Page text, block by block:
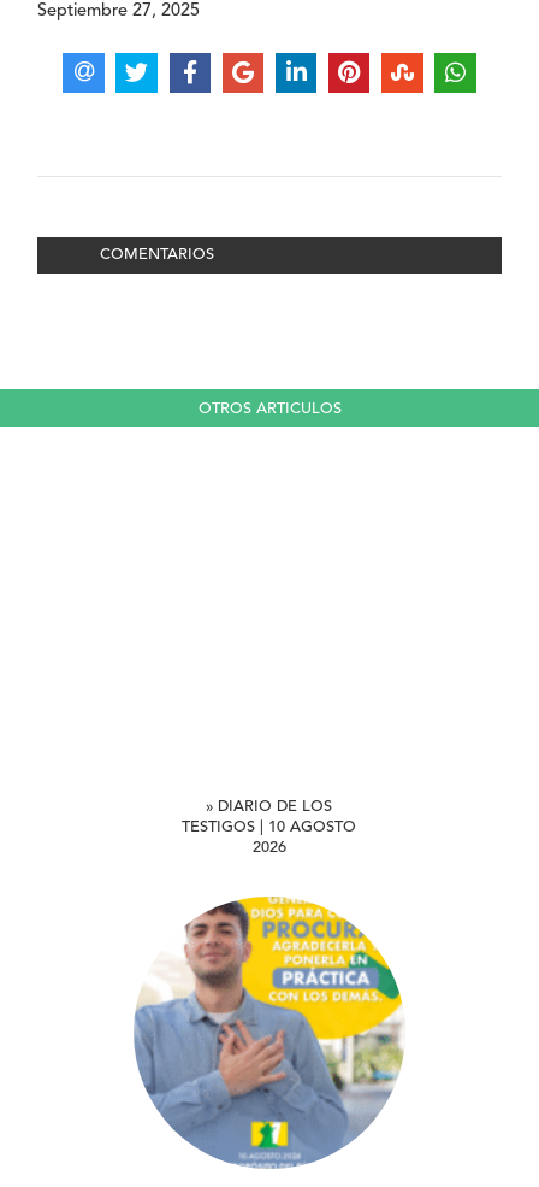
Septiembre 27, 2025
COMENTARIOS
OTROS ARTICULOS
» DIARIO DE LOS
TESTIGOS | 10 AGOSTO
2026